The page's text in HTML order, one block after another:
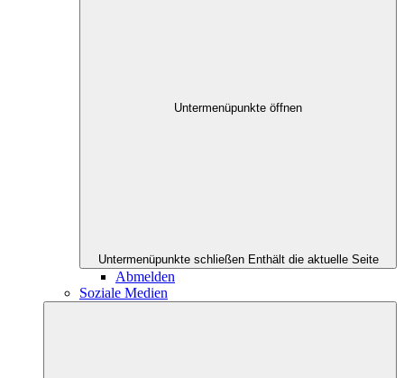
Untermenüpunkte öffnen
Untermenüpunkte schließen Enthält die aktuelle Seite
Abmelden
Soziale Medien